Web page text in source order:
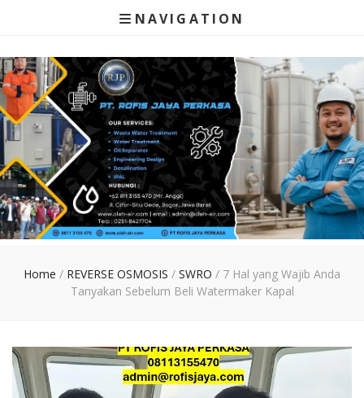
NAVIGATION
Home / REVERSE OSMOSIS / SWRO / 7 Hal yang Wajib Anda
Tanyakan Sebelum Beli Watermaker Kapal